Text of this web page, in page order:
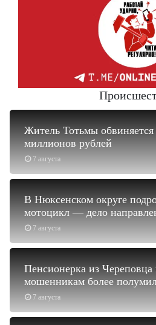
7 августа
Житель Тотьмы обвиняется
миллионов рублей
7 августа
В Нюксенском округе
мотоцикл — дело
7 августа
Пенсионерка из Череповца
мошенникам более